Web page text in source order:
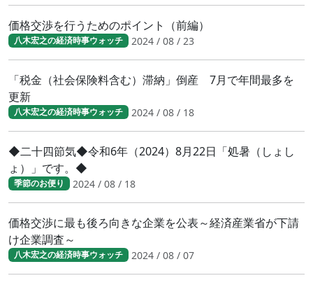
価格交渉を行うためのポイント（前編）
八木宏之の経済時事ウォッチ 2024 / 08 / 23
「税金（社会保険料含む）滞納」倒産 7月で年間最多を
更新
八木宏之の経済時事ウォッチ 2024 / 08 / 18
◆二十四節気◆令和6年（2024）8月22日「処暑（しょし
ょ）」です。◆
季節のお便り 2024 / 08 / 18
価格交渉に最も後ろ向きな企業を公表～経済産業省が下請
け企業調査～
八木宏之の経済時事ウォッチ 2024 / 08 / 07